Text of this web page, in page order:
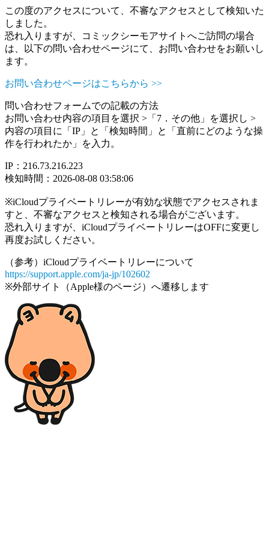
この度のアクセスについて、不審なアクセスとして検知いた
しました。
恐れ入りますが、コミックシーモアサイトへご訪問の場合
は、以下の問い合わせページにて、お問い合わせをお願いし
ます。
お問い合わせページはこちらから >>
問い合わせフォームでの記載の方法
お問い合わせ内容の項目を選択 >「7．その他」を選択し >
内容の項目に「IP」と「検知時間」と「直前にどのような操
作を行われたか」を入力。
IP：216.73.216.223
検知時間：2026-08-08 03:58:06
※iCloudプライベートリレーが有効な状態でアクセスされま
すと、不審なアクセスと検知される場合がございます。
恐れ入りますが、iCloudプライベートリレーはOFFに変更し
再度お試しください。
（参考）iCloudプライベートリレーについて
https://support.apple.com/ja-jp/102602
※外部サイト（Apple様のページ）へ遷移します